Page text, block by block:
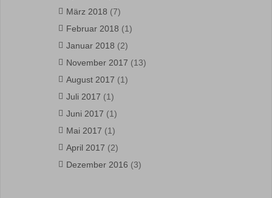
März 2018 (7)
Februar 2018 (1)
Januar 2018 (2)
November 2017 (13)
August 2017 (1)
Juli 2017 (1)
Juni 2017 (1)
Mai 2017 (1)
April 2017 (2)
Dezember 2016 (3)